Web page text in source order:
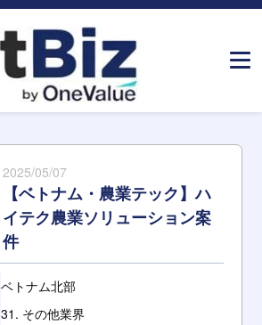
【ベトナム・農業テック】ハイテク農業ソ
2025/05/07
【ベトナム・農業テック】ハ
イテク農業ソリューション案
件
ベトナム北部
31. その他業界